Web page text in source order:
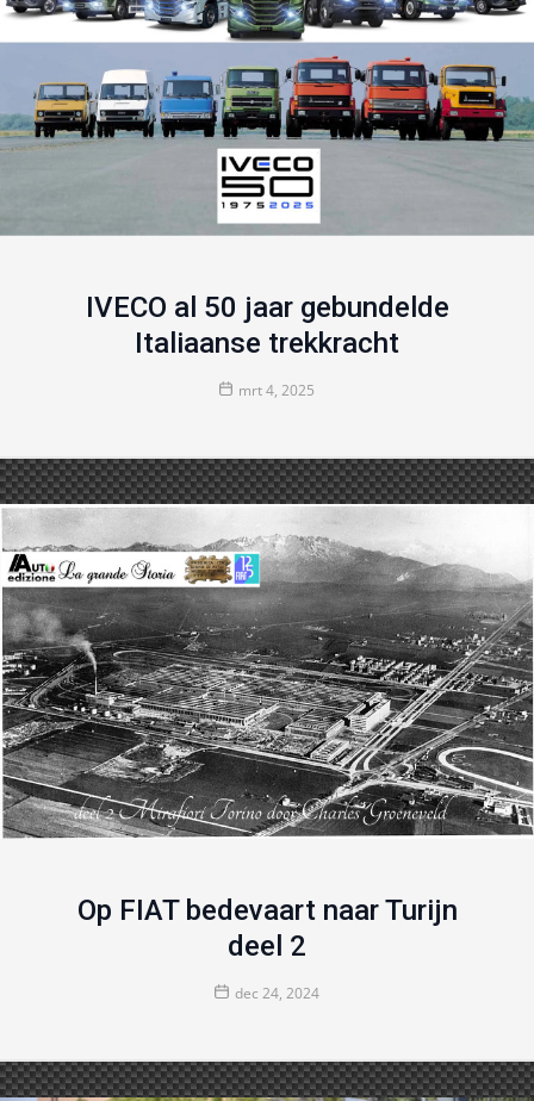
IVECO al 50 jaar gebundelde
Italiaanse trekkracht
mrt 4, 2025
Op FIAT bedevaart naar Turijn
deel 2
dec 24, 2024